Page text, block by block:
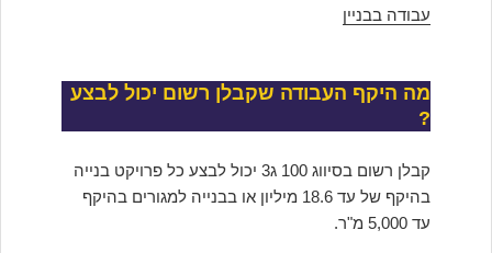
עבודה בבניין
מה היקף העבודה שקבלן רשום יכול לבצע
?
קבלן רשום בסיווג 100 ג3 יכול לבצע כל פרויקט בנייה
בהיקף של עד 18.6 מיליון או בבנייה למגורים בהיקף
עד 5,000 מ"ר.